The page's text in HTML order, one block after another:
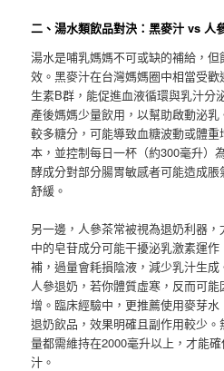
二、湯水類飲品對決：黑麥汁 vs 人
湯水是哺乳媽媽不可或缺的補給，
效。黑麥汁在台灣媽媽圈中相當受
生素B群，能促進血液循環與乳汁分
產後媽媽少量飲用，以幫助啟動泌
較多糖分，可能導致血糖波動或體
本，並控制每日一杯（約300毫升）
酵成分對部分腸胃敏感者可能造成
舒緩。
另一邊，人參茶常被視為退奶利器
中的皂苷成分可能干擾泌乳激素運
補，過量會耗損陰液，減少乳汁生
人參退奶，若你體質虛寒，反而可
增。臨床經驗中，更推薦使用麥芽
退奶飲品，效果明確且副作用較少
量都需維持在2000毫升以上，才能
汁。